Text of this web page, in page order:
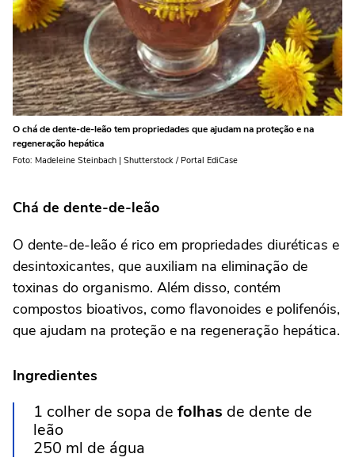
O chá de dente-de-leão tem propriedades que ajudam na proteção e na
regeneração hepática
Foto: Madeleine Steinbach | Shutterstock / Portal EdiCase
Chá de dente-de-leão
O dente-de-leão é rico em propriedades diuréticas e
desintoxicantes, que auxiliam na eliminação de
toxinas do organismo. Além disso, contém
compostos bioativos, como flavonoides e polifenóis,
que ajudam na proteção e na regeneração hepática.
Ingredientes
1 colher de sopa de folhas de dente de
leão
250 ml de água